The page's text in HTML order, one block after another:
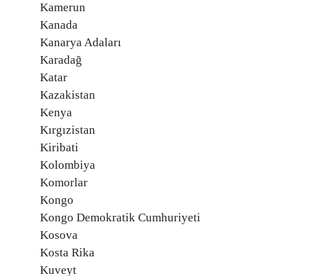
Kamerun
Kanada
Kanarya Adaları
Karadağ
Katar
Kazakistan
Kenya
Kırgızistan
Kiribati
Kolombiya
Komorlar
Kongo
Kongo Demokratik Cumhuriyeti
Kosova
Kosta Rika
Kuveyt